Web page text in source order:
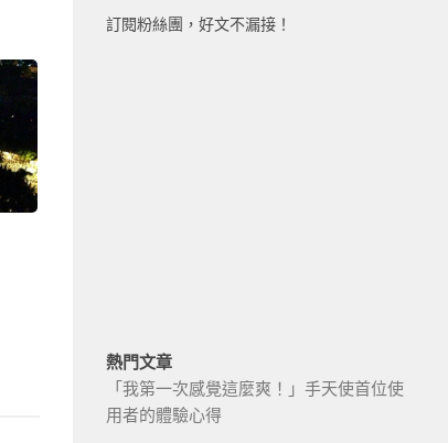
訂閱粉絲團，好文不漏接！
熱門文章
「我第一次感覺這麼爽！」手天使首位使
用者的體驗心得